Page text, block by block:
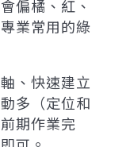
偏橘、紅、
業常用的綠
、快速建立
多（定位和
期作業完